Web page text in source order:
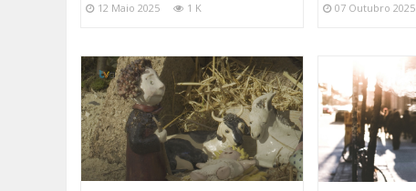
12 Maio 2025 1 K 07 Outubro 2025